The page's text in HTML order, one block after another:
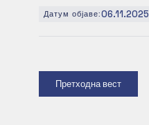
Датум објаве:06.11.2025
Претходна вест